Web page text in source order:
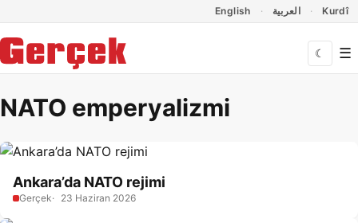
English العربية Kurdî
☾ ☰
NATO emperyalizmi
Ankara’da NATO rejimi
Gerçek 23 Haziran 2026